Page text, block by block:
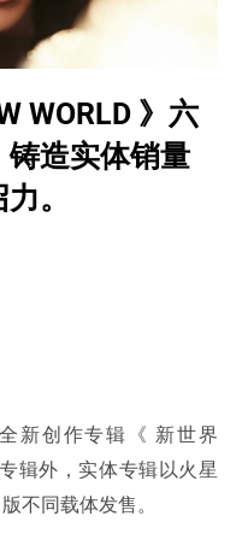
WORLD 》六
造实体销量
。
新创作专辑《 新世界
辑外，实体专辑以火星
不同载体发售。